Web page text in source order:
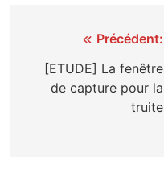
Navigation
de
l’article
Précédent:
[ETUDE] La fenêtre
de capture pour la
truite